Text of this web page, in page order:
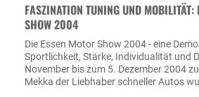
FASZINATION TUNING UND MOBILITÄT:
SHOW 2004
Die Essen Motor Show 2004 - eine
Sportlichkeit, Stärke, Individualität und
November bis zum 5. Dezember 2004
Mekka der Liebhaber schneller Autos